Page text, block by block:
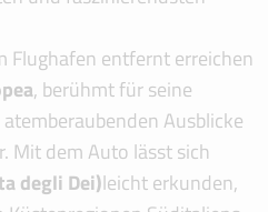
Flughafen entfernt erreichen
, berühmt für seine
Ausblicke
Mit dem Auto lässt sich
degli Dei)leicht erkunden,